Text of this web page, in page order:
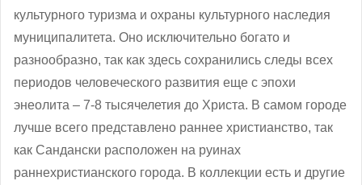
культурного туризма и охраны культурного наследия
муниципалитета. Оно исключительно богато и
разнообразно, так как здесь сохранились следы всех
периодов человеческого развития еще с эпохи
энеолита – 7-8 тысячелетия до Христа. В самом городе
лучше всего представлено раннее христианство, так
как Сандански расположен на руинах
раннехристианского города. В коллекции есть и другие